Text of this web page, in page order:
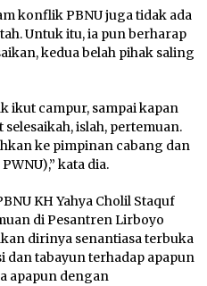
konflik PBNU juga tidak ada
Untuk itu, ia pun berharap
kedua belah pihak saling
ikut campur, sampai kapan
islah, pertemuan.
ke pimpinan cabang dan
kata dia.
KH Yahya Cholil Staquf
di Pesantren Lirboyo
dirinya senantiasa terbuka
tabayun terhadap apapun
apapun dengan